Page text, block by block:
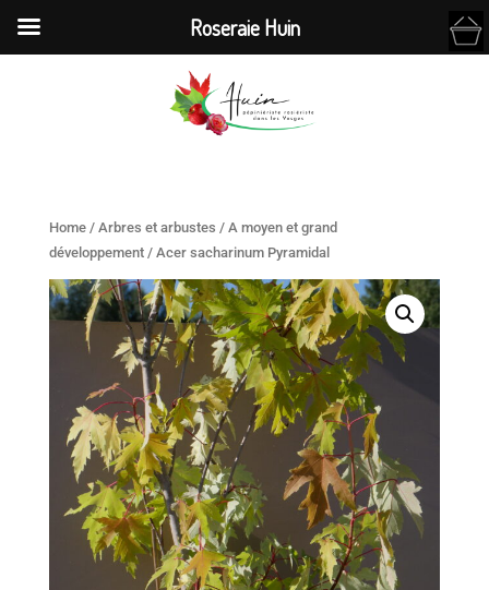
Home/ Arbres et arbustes / A moyen et grand
développement/ Acer sacharinum Pyramidal
Roseraie Huin